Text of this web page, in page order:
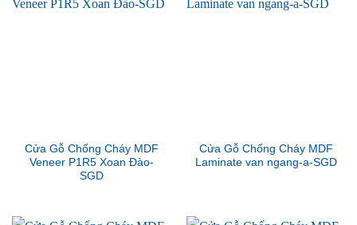
Cửa Gỗ Chống Cháy MDF
Veneer P1R5 Xoan Đào-
SGD
Cửa Gỗ Chống Cháy MDF
Laminate van ngang-a-SGD